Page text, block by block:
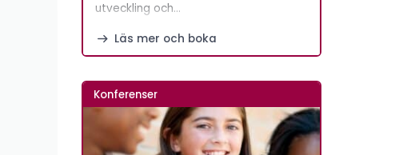
utveckling och…
Läs mer och boka
Konferenser